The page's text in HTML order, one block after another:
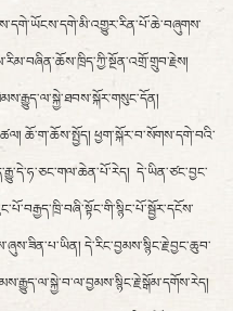
ཆོ་ག་ཆོས་སྤྱོད། ཕྱག་སྐོར་བ་སོགས་དགེ་བའི་
དེ་ཡིན་ཙང་བྱང་
དེ་རིང་བྱམས་སྙིང་རྗེ་བྱང་ཆུབ་